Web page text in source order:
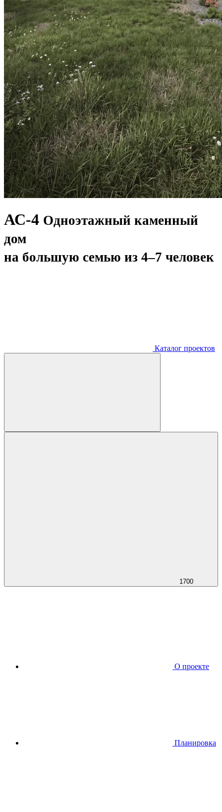
АС-4 Одноэтажный каменный
дом
на большую семью из 4–7 человек
Каталог проектов
1700
О проекте
Планировкa